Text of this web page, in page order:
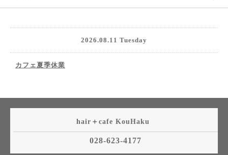
2026.08.11 Tuesday
カフェ夏季休業
hair＋cafe KouHaku
028-623-4177